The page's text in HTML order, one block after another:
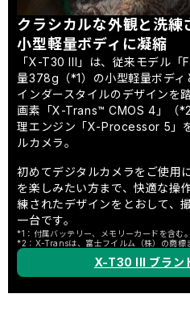
クラシカルな外観と洗練
小型軽量ボディに凝縮
「X-T30 III」は、従来モデル
量378g（*1）の小型軽量ボディ
インダースタイルのデザインを
画素「X-Trans™ CMOS 4」（
理エンジン「X-Processor 5」
ルカメラ。
初めてデジタルカメラをご使用
を楽しみたい方まで、快適な操
練されたデザインをとおして、
一台です。
*1：付属バッテリー、メモリーカードを含む。
*2：X-Transは、富士フイルム（株）の商標
X-T30 III ブラン